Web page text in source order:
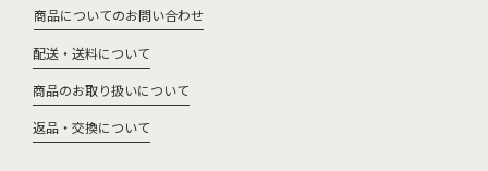
商品についてのお問い合わせ
配送・送料について
商品のお取り扱いについて
返品・交換について